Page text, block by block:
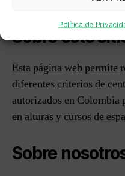
Política de
Sobre este
Esta página web permite
diferentes criterios de
autorizados en Colombia
en alturas y cursos de
Sobre